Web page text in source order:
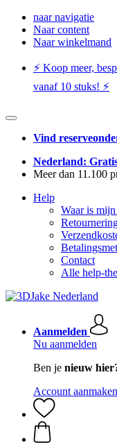
naar navigatie
Naar content
Naar winkelmand
⚡️ Koop meer,
vanaf 10 stuks! ⚡️
Vind
Nederland:
Meer dan 11.100
Help
Waar is
Contact
Alle help-
Aanmelden
Nu aanmelden
Ben je nieuw
Account aanmaken